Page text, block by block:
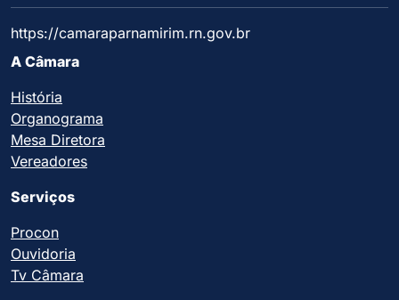
https://camaraparnamirim.rn.gov.br
A Câmara
História
Organograma
Mesa Diretora
Vereadores
Serviços
Procon
Ouvidoria
Tv Câmara